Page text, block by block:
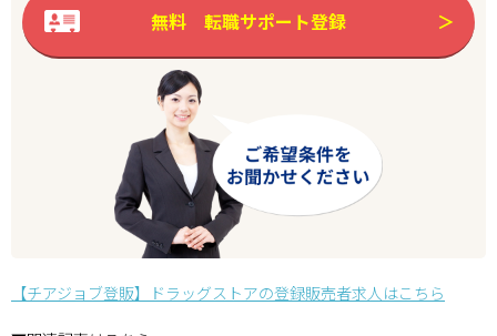
無料 転職サポート登録
【チアジョブ登販】ドラッグストアの登録販売者求人はこちら